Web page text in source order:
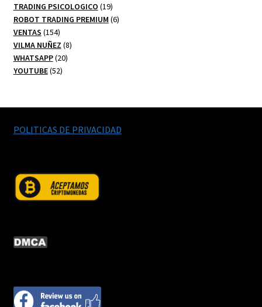
productos
TRADING PSICOLOGICO 1919
productos
ROBOT TRADING PREMIUM 66
VENTAS 154154
productos
VILMA NUÑEZ 88
WHATSAPP 2020
YOUTUBE 5252
POLITICAS DE PRIVACIDAD